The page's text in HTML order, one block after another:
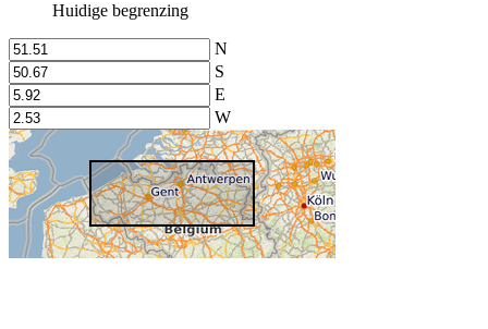
Huidige begrenzing
N
S
E
W